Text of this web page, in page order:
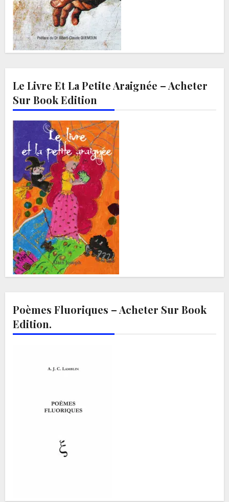
Le Livre Et La Petite Araignée – Acheter
Sur Book Edition
Poèmes Fluoriques – Acheter Sur Book
Edition.